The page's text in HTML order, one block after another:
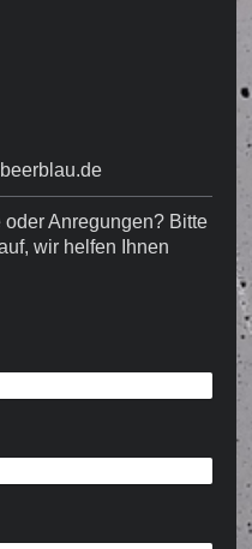
Anregungen? Bitte
wir helfen Ihnen